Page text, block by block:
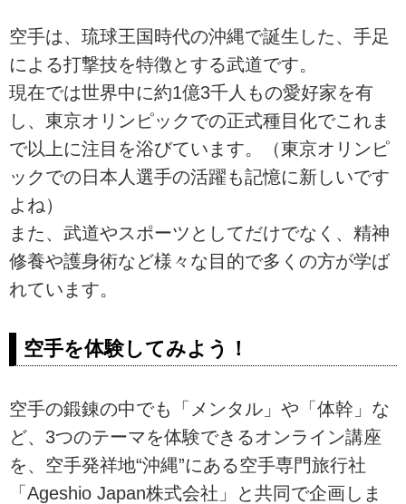
空手は、琉球王国時代の沖縄で誕生した、手足
による打撃技を特徴とする武道です。
現在では世界中に約1億3千人もの愛好家を有
し、東京オリンピックでの正式種目化でこれま
で以上に注目を浴びています。（東京オリンピ
ックでの日本人選手の活躍も記憶に新しいです
よね）
また、武道やスポーツとしてだけでなく、精神
修養や護身術など様々な目的で多くの方が学ば
れています。
空手を体験してみよう！
空手の鍛錬の中でも「メンタル」や「体幹」な
ど、3つのテーマを体験できるオンライン講座
を、空手発祥地“沖縄”にある空手専門旅行社
「Ageshio Japan株式会社」と共同で企画しま